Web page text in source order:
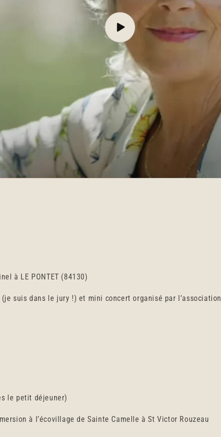
à LE PONTET (84130)
suis dans le jury !) et mini concert organisé par l’association
le petit déjeuner)
à l’écovillage de Sainte Camelle à St Victor Rouzeau